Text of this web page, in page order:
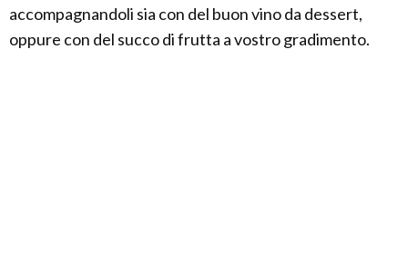
accompagnandoli sia con del buon vino da dessert,
oppure con del succo di frutta a vostro gradimento.